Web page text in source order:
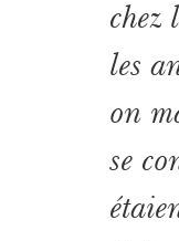
chez
les
on
se